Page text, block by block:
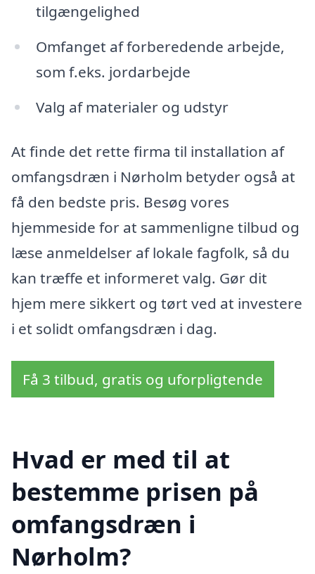
tilgængelighed
Omfanget af forberedende arbejde,
som f.eks. jordarbejde
Valg af materialer og udstyr
At finde det rette firma til installation af
omfangsdræn i Nørholm betyder også at
få den bedste pris. Besøg vores
hjemmeside for at sammenligne tilbud og
læse anmeldelser af lokale fagfolk, så du
kan træffe et informeret valg. Gør dit
hjem mere sikkert og tørt ved at investere
i et solidt omfangsdræn i dag.
Få 3 tilbud, gratis og uforpligtende
Hvad er med til at
bestemme prisen på
omfangsdræn i
Nørholm?